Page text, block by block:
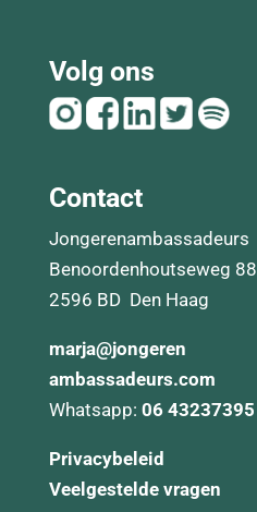
Volg ons
Contact
Jongerenambassadeurs
Benoordenhoutseweg 88
2596 BD Den Haag
marja@jongeren
ambassadeurs.com
Whatsapp: 06 43237395
Privacybeleid
Veelgestelde vragen